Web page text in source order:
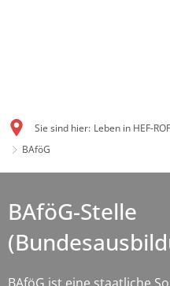
Sie sind hier: Leben in HEF-ROF
BAföG
BAföG-Stelle